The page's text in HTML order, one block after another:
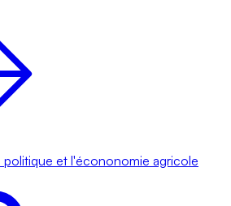
politique et l'écononomie agricole